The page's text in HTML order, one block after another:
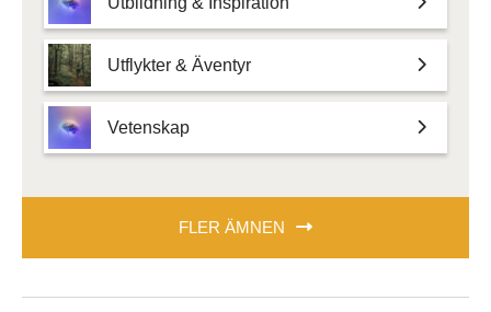
Utflykter & Äventyr
Vetenskap
FLER ÄMNEN